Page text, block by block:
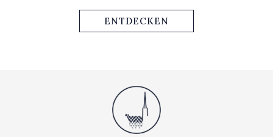
ENTDECKEN